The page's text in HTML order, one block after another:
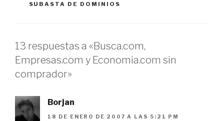
SUBASTA DE DOMINIOS
13 respuestas a «Busca.com,
Empresas.com y Economia.com sin
comprador»
Borjan
18 DE ENERO DE 2007 A LAS 5:21 PM